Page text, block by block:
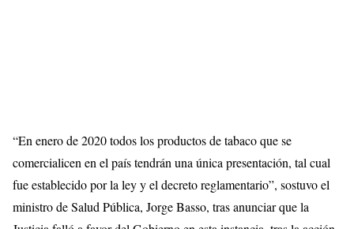
“En enero de 2020 todos los productos de tabaco que se
comercialicen en el país tendrán una única presentación, tal cual
fue establecido por la ley y el decreto reglamentario”, sostuvo el
ministro de Salud Pública, Jorge Basso, tras anunciar que la